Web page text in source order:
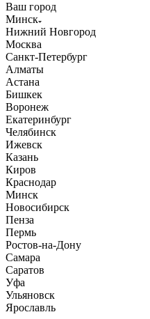
Ваш город
Минск
Нижний Новгород
Москва
Санкт-Петербург
Алматы
Астана
Бишкек
Воронеж
Екатеринбург
Челябинск
Ижевск
Казань
Киров
Краснодар
Минск
Новосибирск
Пенза
Пермь
Ростов-на-Дону
Самара
Саратов
Уфа
Ульяновск
Ярославль